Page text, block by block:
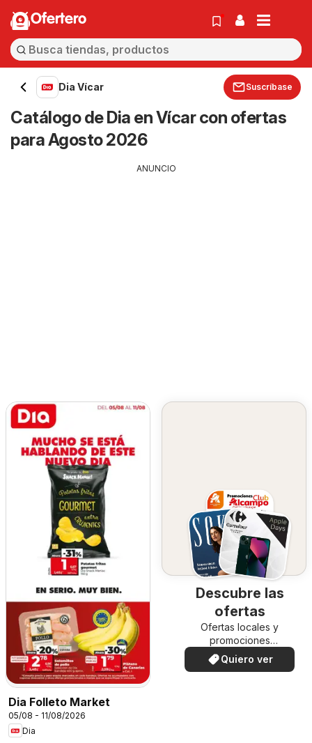
Ofertero
Dia Vícar Suscríbase
Catálogo de Dia en Vícar con ofertas
para Agosto 2026
ANUNCIO
Dia Folleto Market
05/08 - 11/08/2026
Dia
Descubre las
ofertas
Ofertas locales y
promociones
especiales.
Quiero ver